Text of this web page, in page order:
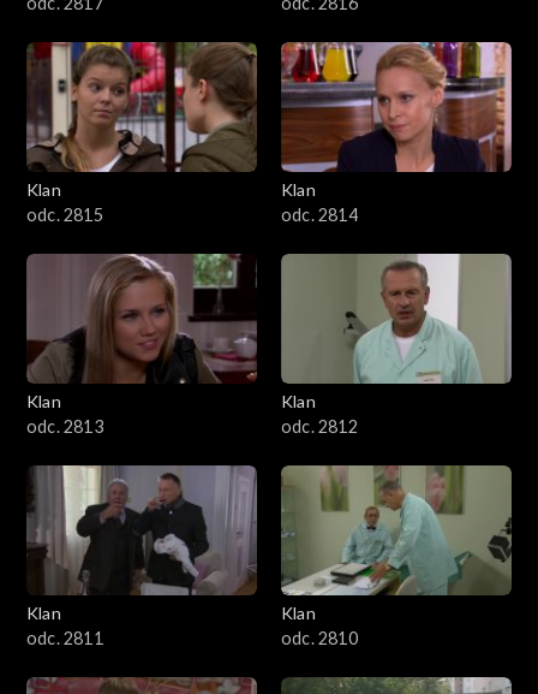
Klan
odc. 2815
Klan
odc. 2814
Klan
odc. 2813
Klan
odc. 2812
Klan
odc. 2811
Klan
odc. 2810